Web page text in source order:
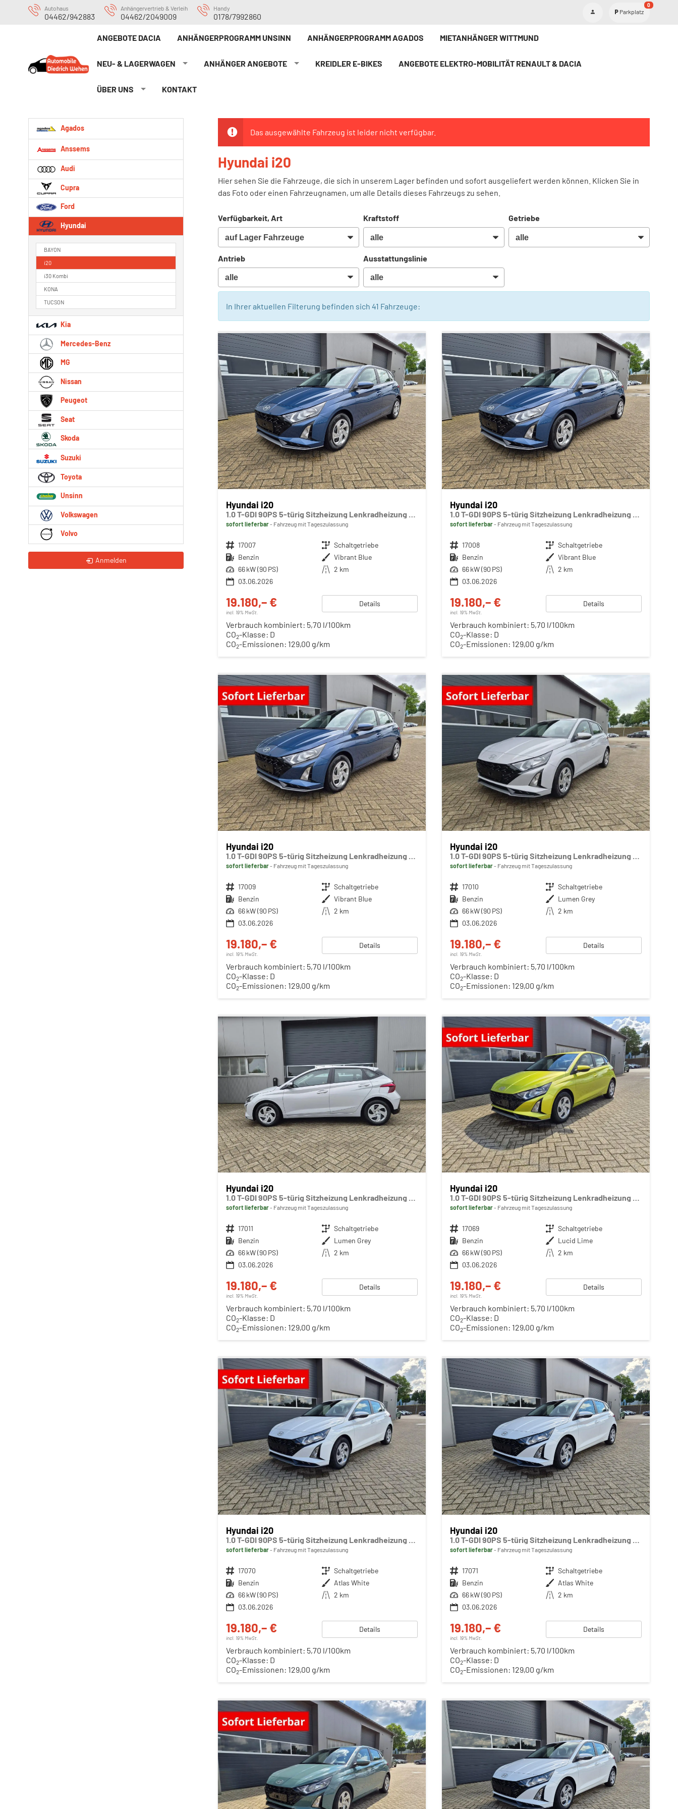
Autohaus
04462/942883
Anhängervertrieb & Verleih
04462/2049009
Handy
0178/7992860
Parkplatz
0
ANGEBOTE DACIA ANHÄNGERPROGRAMM UNSINN ANHÄNGERPROGRAMM AGADOS MIETANHÄNGER WITTMUND
NEU- & LAGERWAGEN ANHÄNGER ANGEBOTE KREIDLER E-BIKE`S ANGEBOTE ELEKTRO-MOBILITÄT RENAULT & DACIA
ÜBER UNS KONTAKT
Das ausgewählte Fahrzeug ist leider nicht verfügbar.
Hyundai i20
Hier sehen Sie die Fahrzeuge, die sich in unserem Lager befinden und sofort ausgeliefert werden können. Klicken Sie in
das Foto oder einen Fahrzeugnamen, um alle Details dieses Fahrzeugs zu sehen.
Verfügbarkeit, Art Kraftstoff Getriebe
Antrieb Ausstattungslinie
In Ihrer aktuellen Filterung befinden sich 41 Fahrzeuge:
Hyundai i20
1.0 T-GDI 90PS 5-türig Sitzheizung Lenkradheizung Rückf.Kamera PDC Klima Apple CarPlay Android Auto Tempomat Touchscreen
sofort lieferbar Fahrzeug mit Tageszulassung
Fahrzeugnr. 17007 Getriebe Schaltgetriebe
Kraftstoff Benzin Außenfarbe Vibrant Blue
Leistung 66 kW (90 PS) Kilometerstand 2 km
03.06.2026
19.180,– €
incl. 19% MwSt.
Details
Verbrauch kombiniert: 5,70 l/100km
CO2-Klasse: D
CO2-Emissionen: 129,00 g/km
Hyundai i20
1.0 T-GDI 90PS 5-türig Sitzheizung Lenkradheizung Rückf.Kamera PDC Klima Apple CarPlay Android Auto Tempomat Touchscreen
sofort lieferbar Fahrzeug mit Tageszulassung
Fahrzeugnr. 17008 Getriebe Schaltgetriebe
Kraftstoff Benzin Außenfarbe Vibrant Blue
Leistung 66 kW (90 PS) Kilometerstand 2 km
03.06.2026
19.180,– €
incl. 19% MwSt.
Details
Verbrauch kombiniert: 5,70 l/100km
CO2-Klasse: D
CO2-Emissionen: 129,00 g/km
Hyundai i20
1.0 T-GDI 90PS 5-türig Sitzheizung Lenkradheizung Rückf.Kamera PDC Klima Apple CarPlay Android Auto Tempomat Touchscreen
sofort lieferbar Fahrzeug mit Tageszulassung
Fahrzeugnr. 17009 Getriebe Schaltgetriebe
Kraftstoff Benzin Außenfarbe Vibrant Blue
Leistung 66 kW (90 PS) Kilometerstand 2 km
03.06.2026
19.180,– €
incl. 19% MwSt.
Details
Verbrauch kombiniert: 5,70 l/100km
CO2-Klasse: D
CO2-Emissionen: 129,00 g/km
Hyundai i20
1.0 T-GDI 90PS 5-türig Sitzheizung Lenkradheizung Rückf.Kamera PDC Klima Apple CarPlay Android Auto Tempomat Touchscreen
sofort lieferbar Fahrzeug mit Tageszulassung
Fahrzeugnr. 17010 Getriebe Schaltgetriebe
Kraftstoff Benzin Außenfarbe Lumen Grey
Leistung 66 kW (90 PS) Kilometerstand 2 km
03.06.2026
19.180,– €
incl. 19% MwSt.
Details
Verbrauch kombiniert: 5,70 l/100km
CO2-Klasse: D
CO2-Emissionen: 129,00 g/km
Hyundai i20
1.0 T-GDI 90PS 5-türig Sitzheizung Lenkradheizung Rückf.Kamera PDC Klima Apple CarPlay Android Auto Tempomat Touchscreen
sofort lieferbar Fahrzeug mit Tageszulassung
Fahrzeugnr. 17011 Getriebe Schaltgetriebe
Kraftstoff Benzin Außenfarbe Lumen Grey
Leistung 66 kW (90 PS) Kilometerstand 2 km
03.06.2026
19.180,– €
incl. 19% MwSt.
Details
Verbrauch kombiniert: 5,70 l/100km
CO2-Klasse: D
CO2-Emissionen: 129,00 g/km
Hyundai i20
1.0 T-GDI 90PS 5-türig Sitzheizung Lenkradheizung Rückf.Kamera PDC Klima Apple CarPlay Android Auto Tempomat Touchscreen
sofort lieferbar Fahrzeug mit Tageszulassung
Fahrzeugnr. 17069 Getriebe Schaltgetriebe
Kraftstoff Benzin Außenfarbe Lucid Lime
Leistung 66 kW (90 PS) Kilometerstand 2 km
03.06.2026
19.180,– €
incl. 19% MwSt.
Details
Verbrauch kombiniert: 5,70 l/100km
CO2-Klasse: D
CO2-Emissionen: 129,00 g/km
Hyundai i20
sofort lieferbar Fahrzeug mit Tageszulassung
Fahrzeugnr. 17070 Getriebe Schaltgetriebe
Kraftstoff Benzin Außenfarbe Atlas White
Leistung 66 kW (90 PS) Kilometerstand 2 km
03.06.2026
19.180,– €
incl. 19% MwSt.
Details
Verbrauch kombiniert: 5,70 l/100km
CO2-Klasse: D
CO2-Emissionen: 129,00 g/km
Hyundai i20
sofort lieferbar Fahrzeug mit Tageszulassung
Fahrzeugnr. 17071 Getriebe Schaltgetriebe
Kraftstoff Benzin Außenfarbe Atlas White
Leistung 66 kW (90 PS) Kilometerstand 2 km
03.06.2026
19.180,– €
incl. 19% MwSt.
Details
Verbrauch kombiniert: 5,70 l/100km
CO2-Klasse: D
CO2-Emissionen: 129,00 g/km
Agados
Anssems
Audi
Cupra
Ford
Hyundai
BAYON
i20
i30 Kombi
KONA
TUCSON
Kia
Mercedes-Benz
MG
Nissan
Peugeot
Seat
Skoda
Suzuki
Toyota
Unsinn
Volkswagen
Volvo
Anmelden